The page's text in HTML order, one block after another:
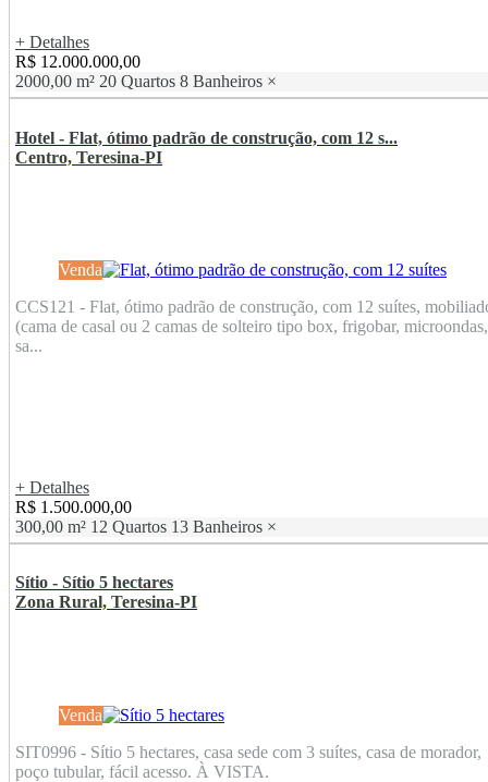
+ Detalhes
R$ 12.000.000,00
2000,00 m² 20 Quartos 8 Banheiros ×
Hotel - Flat, ótimo padrão de construção, com 12 s...
Centro, Teresina-PI
Venda
CCS121 - Flat, ótimo padrão de construção, com 12 suítes,
(cama de casal ou 2 camas de solteiro tipo box, frigobar, microondas,
sa...
+ Detalhes
R$ 1.500.000,00
300,00 m² 12 Quartos 13 Banheiros ×
Sítio - Sítio 5 hectares
Zona Rural, Teresina-PI
Venda
SIT0996 - Sítio 5 hectares, casa sede com 3 suítes, casa de morador,
poço tubular, fácil acesso. À VISTA.